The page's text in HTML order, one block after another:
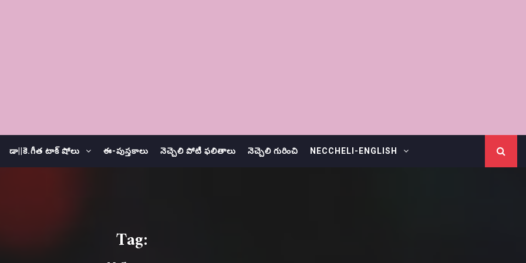
డా||కె.గీత టాక్ షోలు ఈ-పుస్తకాలు నెచ్చెలి పోటీ ఫలితాలు నెచ్చెలి గురించి NECCHELI-ENGLISH
Tag: